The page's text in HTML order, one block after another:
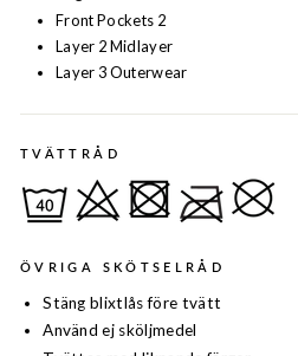
Front Pockets 2
Layer 2 Midlayer
Layer 3 Outerwear
TVÄTTRÅD
ÖVRIGA SKÖTSELRÅD
Stäng blixtlås före tvätt
Använd ej sköljmedel